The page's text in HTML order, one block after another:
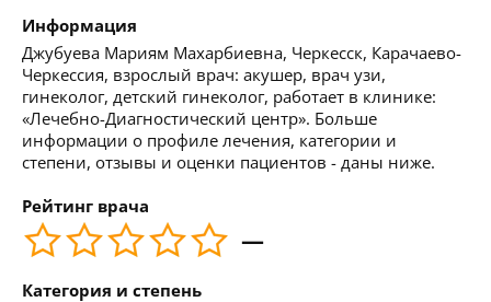
Информация
Джубуева Мариям Махарбиевна, Черкесск, Карачаево-
Черкессия, взрослый врач: акушер, врач узи,
гинеколог, детский гинеколог, работает в клинике:
«Лечебно-Диагностический центр». Больше
информации о профиле лечения, категории и
степени, отзывы и оценки пациентов - даны ниже.
Рейтинг врача
—
Категория и степень